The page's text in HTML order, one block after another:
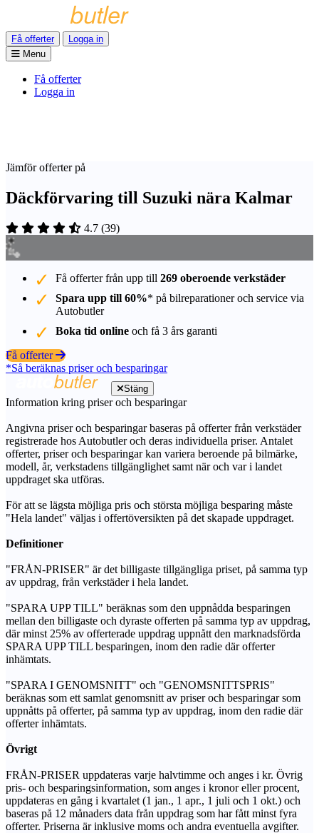
Få offerter
Logga in
Menu
Få offerter
Logga in
Jämför offerter på
Däckförvaring till Suzuki nära Kalmar
4.7 (39)
Få offerter från upp till 269 oberoende verkstäder
Spara upp till 60%* på bilreparationer och service via
Autobutler
Boka tid online och få 3 års garanti
Få offerter
*Så beräknas priser och besparingar
Stäng
Information kring priser och besparingar
Angivna priser och besparingar baseras på offerter från verkstäder
registrerade hos Autobutler och deras individuella priser. Antalet
offerter, priser och besparingar kan variera beroende på bilmärke,
modell, år, verkstadens tillgänglighet samt när och var i landet
uppdraget ska utföras.
För att se lägsta möjliga pris och största möjliga besparing måste
"Hela landet" väljas i offertöversikten på det skapade uppdraget.
Definitioner
"FRÅN-PRISER" är det billigaste tillgängliga priset, på samma typ
av uppdrag, från verkstäder i hela landet.
"SPARA UPP TILL" beräknas som den uppnådda besparingen
mellan den billigaste och dyraste offerten på samma typ av uppdrag,
där minst 25% av offerterade uppdrag uppnått den marknadsförda
SPARA UPP TILL besparingen, inom den radie där offerter
inhämtats.
"SPARA I GENOMSNITT" och "GENOMSNITTSPRIS"
beräknas som ett samlat genomsnitt av priser och besparingar som
uppnåtts på offerter, på samma typ av uppdrag, inom den radie där
offerter inhämtats.
Övrigt
FRÅN-PRISER uppdateras varje halvtimme och anges i kr. Övrig
pris- och besparingsinformation, som anges i kronor eller procent,
uppdateras en gång i kvartalet (1 jan., 1 apr., 1 juli och 1 okt.) och
baseras på 12 månaders data från uppdrag som har fått minst fyra
offerter. Priserna är inklusive moms och andra eventuella avgifter.